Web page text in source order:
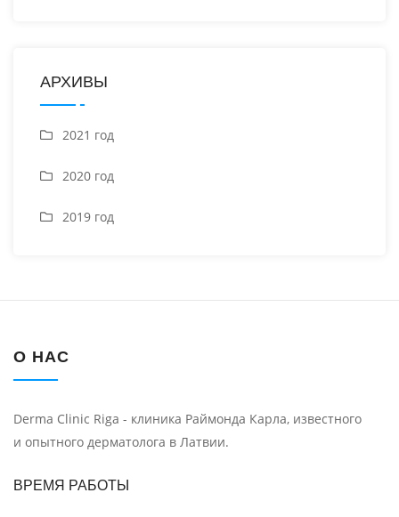
АРХИВЫ
2021 год
2020 год
2019 год
О НАС
Derma Clinic Riga - клиника Раймонда Карла, известного
и опытного дерматолога в Латвии.
ВРЕМЯ РАБОТЫ